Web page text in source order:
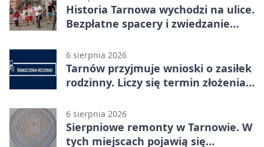
Historia Tarnowa wychodzi na ulice.
Bezpłatne spacery i zwiedzanie
6 sierpnia 2026
Tarnów przyjmuje wnioski o zasiłek
rodzinny. Liczy się termin złożenia
6 sierpnia 2026
Sierpniowe remonty w Tarnowie. W
tych miejscach pojawią się